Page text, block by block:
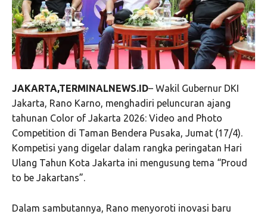
JAKARTA,TERMINALNEWS.ID– Wakil Gubernur DKI
Jakarta, Rano Karno, menghadiri peluncuran ajang
tahunan Color of Jakarta 2026: Video and Photo
Competition di Taman Bendera Pusaka, Jumat (17/4).
Kompetisi yang digelar dalam rangka peringatan Hari
Ulang Tahun Kota Jakarta ini mengusung tema “Proud
to be Jakartans”.
Dalam sambutannya, Rano menyoroti inovasi baru